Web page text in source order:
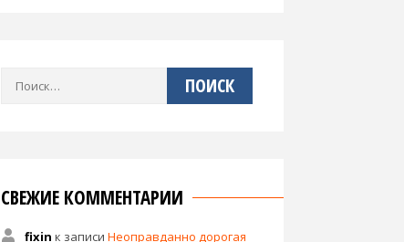
Найти:
СВЕЖИЕ КОММЕНТАРИИ
fixin к записи Неоправданно дорогая